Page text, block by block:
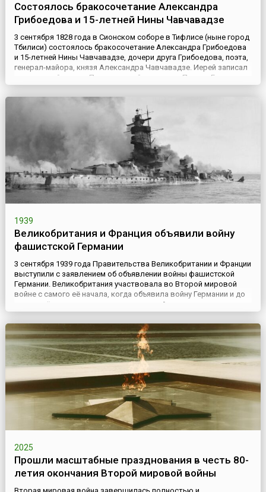
Состоялось бракосочетание Александра
Грибоедова и 15-летней Нины Чавчавадзе
3 сентября 1828 года в Сионском соборе в Тифлисе (ныне город
Тбилиси) состоялось бракосочетание Александра Грибоедова
и 15-летней Нины Чавчавадзе, дочери друга Грибоедова, поэта,
генерал-майора, князя Александра Чавчавадзе. Иерей записал
в церковной книге: «Полномочный министр в Персии Его
императорского Величества статский советник и Кавалер
Александр Сергеевич Грибоедов вступил в законный бр...
1939
Великобритания и Франция объявили войну
фашистской Германии
3 сентября 1939 года Правительства Великобритании и Франции
выступили с заявлением об объявлении войны фашистской
Германии. Великобритания участвовала во Второй мировой
войне с самого её начала, когда объявила войну Германии и до
самого её конца, т.е. до дня подписания Акта капитуляции
Японии – 2 сентября 1945 года. Первым шагом Великобритании
в военных действиях стали сброшенные на территорию...
2025
Прошли масштабные празднования в честь 80-
летия окончания Второй мировой войны